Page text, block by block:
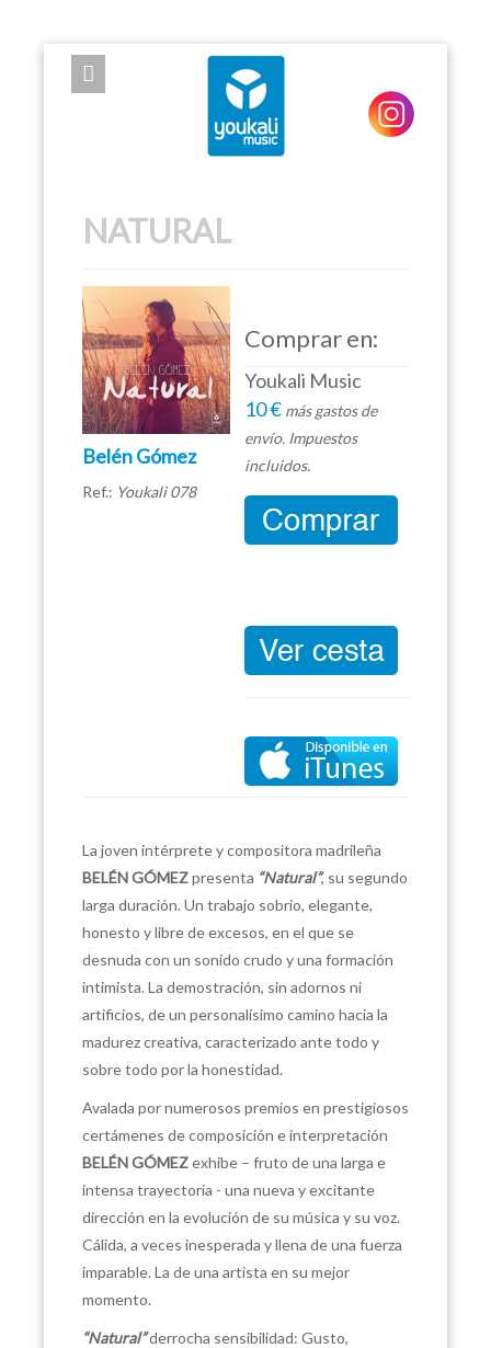
EXPOSE FRAMEWORK FOR JOOMLA 2.5 AND 3.0+
NATURAL
Belén Gómez
Ref.: Youkali 078
Comprar en:
Youkali Music
10 € más gastos de
envío. Impuestos
incluidos.
La joven intérprete y compositora madrileña
BELÉN GÓMEZpresenta “Natural”, su segundo
larga duración. Un trabajo sobrio, elegante,
honesto y libre de excesos, en el que se
desnuda con un sonido crudo y una formación
intimista. La demostración, sin adornos ni
artificios, de un personalísimo camino hacia la
madurez creativa, caracterizado ante todo y
sobre todo por la honestidad.
Avalada por numerosos premios en prestigiosos
certámenes de composición e interpretación
BELÉN GÓMEZexhibe – fruto de una larga e
intensa trayectoria - una nueva y excitante
dirección en la evolución de su música y su voz.
Cálida, a veces inesperada y llena de una fuerza
imparable. La de una artista en su mejor
momento.
“Natural”derrocha sensibilidad: Gusto,